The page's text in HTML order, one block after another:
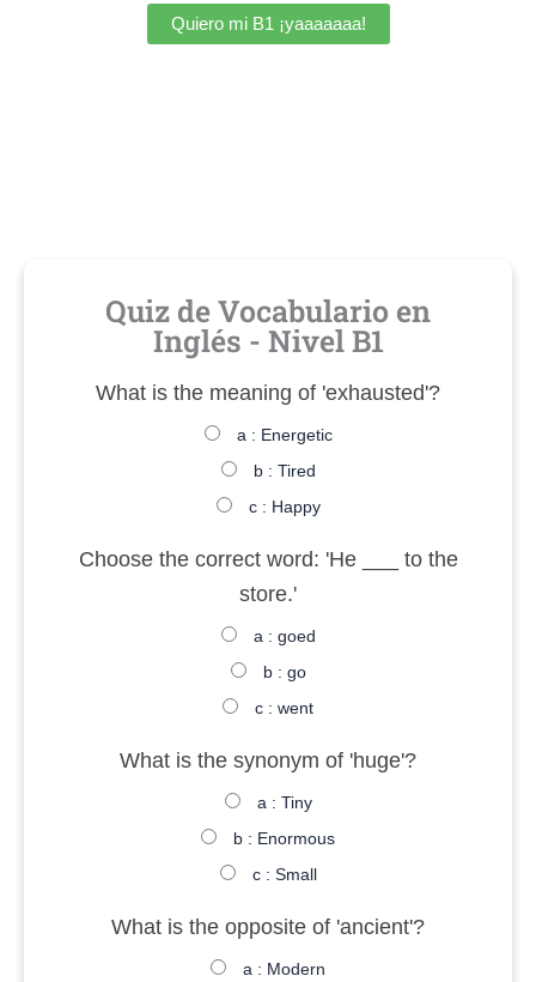
Quiero mi B1 ¡yaaaaaaa!
Quiz de Vocabulario en
Inglés - Nivel B1
What is the meaning of 'exhausted'?
a : Energetic
b : Tired
c : Happy
Choose the correct word: 'He ___ to the
store.'
a : goed
b : go
c : went
What is the synonym of 'huge'?
a : Tiny
b : Enormous
c : Small
What is the opposite of 'ancient'?
a : Modern